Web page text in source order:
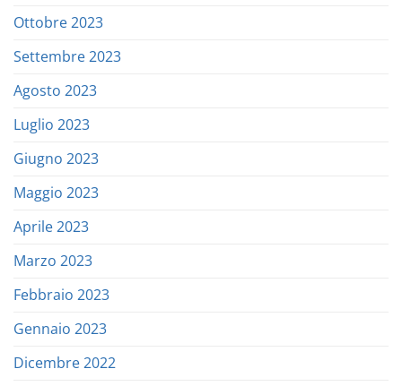
Ottobre 2023
Settembre 2023
Agosto 2023
Luglio 2023
Giugno 2023
Maggio 2023
Aprile 2023
Marzo 2023
Febbraio 2023
Gennaio 2023
Dicembre 2022